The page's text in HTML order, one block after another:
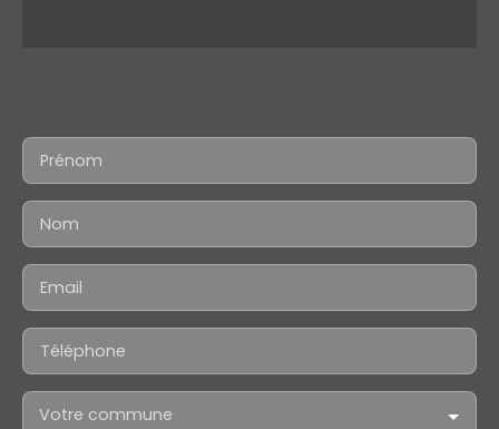
Prénom
Nom
Email
Téléphone
Votre commune